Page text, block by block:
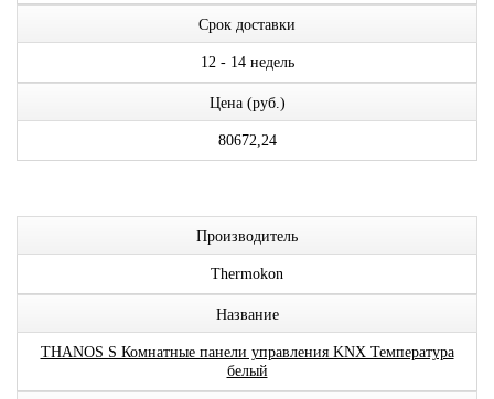
Срок доставки
12 - 14 недель
Цена (руб.)
80672,24
Производитель
Thermokon
Название
THANOS S Комнатные панели управления KNX Температура
белый